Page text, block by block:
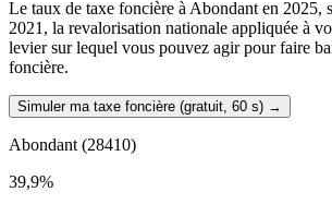
Le taux de taxe foncière à Abondant en 2025,
2021, la revalorisation nationale appliquée à
levier sur lequel vous pouvez agir pour faire
foncière.
Simuler ma taxe foncière (gratuit, 60 s) →
Abondant (28410)
39,9%